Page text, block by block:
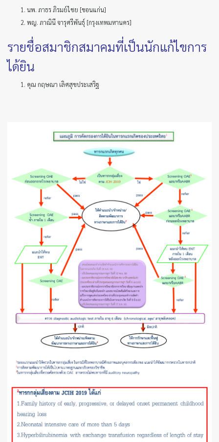
นพ. ภาธร ภิรมย์ไชย [ขอนแก่น]
พญ. ภาณินี จารุศรีพันธุ์ [กรุงเทพมหานคร]
รายชื่อสมาชิกสมาคมที่เป็นนักแก้ไขการ
ได้ยิน
คุณ กฤษณา เลิศสุขประเสริฐ